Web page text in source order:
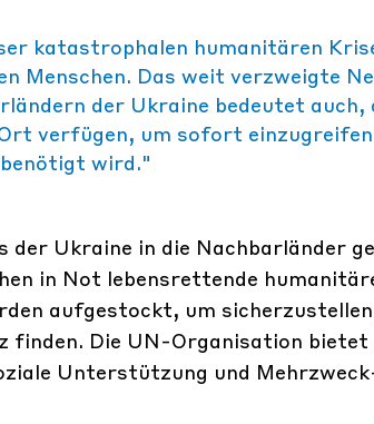
katastrophalen humanitären
Menschen. Das weit verzweigte
der Ukraine bedeutet auch,
verfügen, um sofort einzugreifen
wird."
der Ukraine in die Nachbarländer
in Not lebensrettende
aufgestockt, um
finden. Die UN-Organisation bietet
Unterstützung und